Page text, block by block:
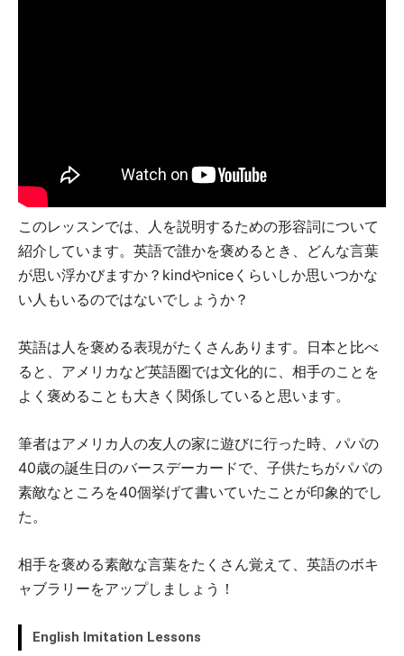
このレッスンでは、人を説明するための形容詞について
紹介しています。英語で誰かを褒めるとき、どんな言葉
が思い浮かびますか？kindやniceくらいしか思いつかな
い人もいるのではないでしょうか？
英語は人を褒める表現がたくさんあります。日本と比べ
ると、アメリカなど英語圏では文化的に、相手のことを
よく褒めることも大きく関係していると思います。
筆者はアメリカ人の友人の家に遊びに行った時、パパの
40歳の誕生日のバースデーカードで、子供たちがパパの
素敵なところを40個挙げて書いていたことが印象的でし
た。
相手を褒める素敵な言葉をたくさん覚えて、英語のボキ
ャブラリーをアップしましょう！
English Imitation Lessons